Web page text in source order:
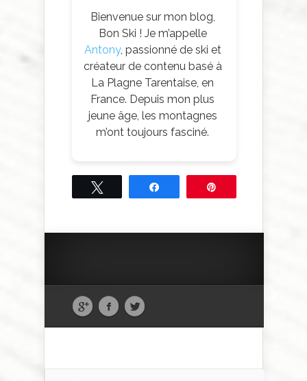
Bienvenue sur mon blog,
Bon Ski ! Je m’appelle
Antony, passionné de ski et
créateur de contenu basé à
La Plagne Tarentaise, en
France. Depuis mon plus
jeune âge, les montagnes
m’ont toujours fasciné.